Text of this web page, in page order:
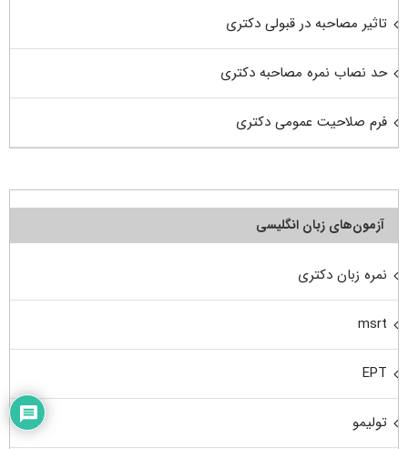
تاثیر مصاحبه در قبولی دکتری
حد نصاب نمره مصاحبه دکتری
فرم صلاحیت عمومی دکتری
آزمون‌های زبان انگلیسی
نمره زبان دکتری
msrt
EPT
تولیمو